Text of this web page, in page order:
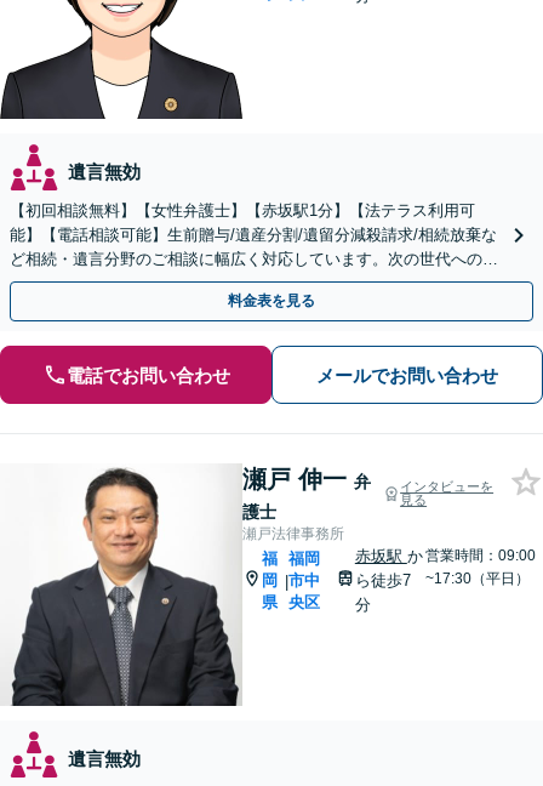
遺言無効
【初回相談無料】【女性弁護士】【赤坂駅1分】【法テラス利用可
能】【電話相談可能】生前贈与/遺産分割/遺留分減殺請求/相続放棄な
ど相続・遺言分野のご相談に幅広く対応しています。次の世代へのよ
り良いバトンパスをお手伝いさせていただきます。
料金表を見る
電話でお問い合わせ メールでお問い合わせ
瀬戸 伸一 弁
護士
インタビューを
見る
瀬戸法律事務所
福
岡
県
|
福岡
市中
央区
赤坂駅 か
ら徒歩7
分
営業時間：09:00
~17:30（平日）
遺言無効